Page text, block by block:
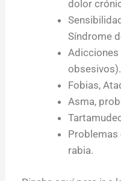
dolor
Síndrome
Adicciones
obsesivos).
Fobias,
Asma,
Problemas
rabia.